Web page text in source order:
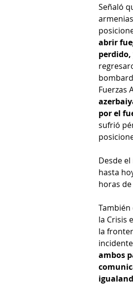
Señaló
abrir
perdido,
Fuerzas
por el
sufrió
Desde
hasta
horas
También
la Crisis
la
ambos